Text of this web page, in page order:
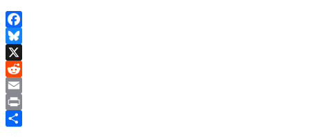
Facebook
Bluesky
X
Reddit
Email
Print